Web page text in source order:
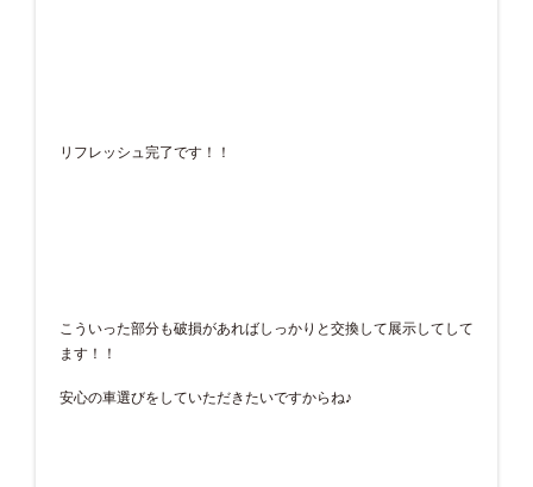
リフレッシュ完了です！！
こういった部分も破損があればしっかりと交換して展示してして
ます！！
安心の車選びをしていただきたいですからね♪